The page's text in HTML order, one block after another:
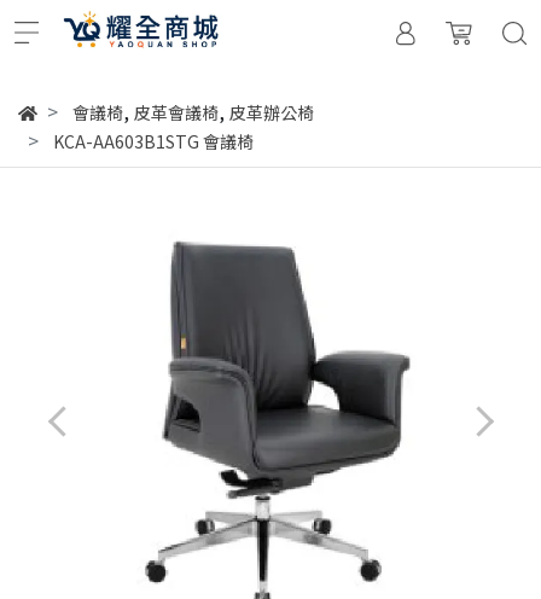
會議椅, 皮革會議椅, 皮革辦公椅
KCA-AA603B1STG 會議椅